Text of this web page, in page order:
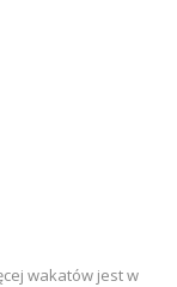
wakatów jest w